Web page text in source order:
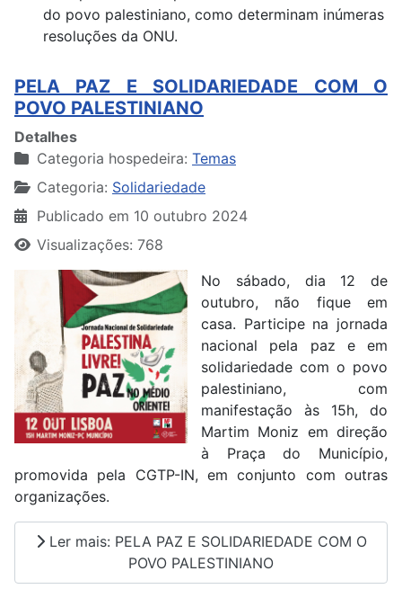
do povo palestiniano, como determinam inúmeras
resoluções da ONU.
PELA PAZ E SOLIDARIEDADE COM O
POVO PALESTINIANO
Detalhes
Categoria hospedeira: Temas
Categoria: Solidariedade
Publicado em 10 outubro 2024
Visualizações: 768
No sábado, dia 12 de
outubro, não fique em
casa. Participe na jornada
nacional pela paz e em
solidariedade com o povo
palestiniano, com
manifestação às 15h, do
Martim Moniz em direção
à Praça do Município,
promovida pela CGTP-IN, em conjunto com outras
organizações.
Ler mais: PELA PAZ E SOLIDARIEDADE COM O
POVO PALESTINIANO